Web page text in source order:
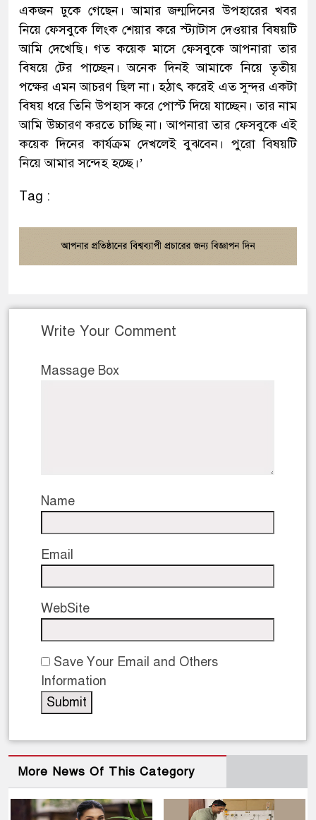
একজন ঢুকে গেছেন। আমার জন্মদিনের উপহারের খবর
নিয়ে ফেসবুকে লিংক শেয়ার করে স্ট্যাটাস দেওয়ার বিষয়টি
আমি দেখেছি। গত কয়েক মাসে ফেসবুকে আপনারা তার
বিষয়ে টের পাচ্ছেন। অনেক দিনই আমাকে নিয়ে তৃতীয়
পক্ষের এমন আচরণ ছিল না। হঠাৎ করেই এত সুন্দর একটা
বিষয় ধরে তিনি উপহাস করে পোস্ট দিয়ে যাচ্ছেন। তার নাম
আমি উচ্চারণ করতে চাচ্ছি না। আপনারা তার ফেসবুকে এই
কয়েক দিনের কার্যক্রম দেখলেই বুঝবেন। পুরো বিষয়টি
নিয়ে আমার সন্দেহ হচ্ছে।’
Tag :
Write Your Comment
Massage Box
Name
Email
WebSite
Save Your Email and Others
Information
More News Of This Category